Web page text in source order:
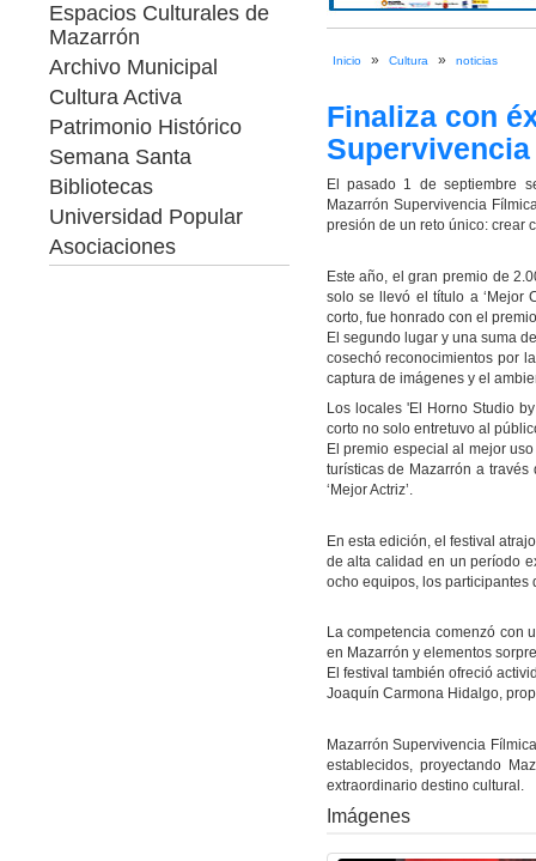
Espacios Culturales de
Mazarrón
Archivo Municipal
Cultura Activa
Patrimonio Histórico
Semana Santa
Bibliotecas
Universidad Popular
Asociaciones
Inicio » Cultura » noticias
Finaliza con
El pasado 1 de septiembre
Mazarrón Supervivencia
presión de un reto único: crear
Este año, el gran premio de
solo se llevó el título a ‘Mejor
corto, fue honrado con el
El segundo lugar y una suma
cosechó reconocimientos por
captura de imágenes y el
Los locales 'El Horno Studio
corto no solo entretuvo al
El premio especial al mejor
turísticas de Mazarrón a
‘Mejor Actriz’.
En esta edición, el festival
de alta calidad en un período
ocho equipos, los participantes
La competencia comenzó con
en Mazarrón y elementos
El festival también ofreció
Joaquín Carmona Hidalgo,
Mazarrón Supervivencia
establecidos, proyectando
extraordinario destino cultural.
Imágenes